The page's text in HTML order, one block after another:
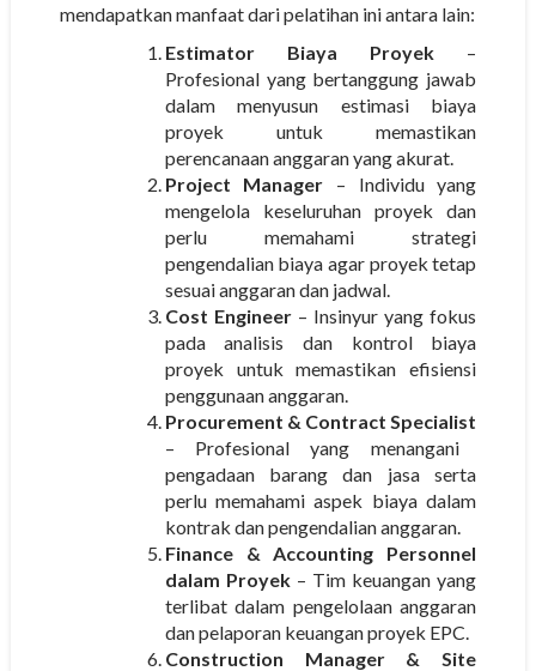
mendapatkan manfaat dari pelatihan ini antara lain:
Estimator Biaya Proyek –
Profesional yang bertanggung jawab
dalam menyusun estimasi biaya
proyek untuk memastikan
perencanaan anggaran yang akurat.
Project Manager – Individu yang
mengelola keseluruhan proyek dan
perlu memahami strategi
pengendalian biaya agar proyek tetap
sesuai anggaran dan jadwal.
Cost Engineer– Insinyur yang fokus
pada analisis dan kontrol biaya
proyek untuk memastikan efisiensi
penggunaan anggaran.
Procurement & Contract Specialist
– Profesional yang menangani
pengadaan barang dan jasa serta
perlu memahami aspek biaya dalam
kontrak dan pengendalian anggaran.
Finance & Accounting Personnel
dalam Proyek– Tim keuangan yang
terlibat dalam pengelolaan anggaran
dan pelaporan keuangan proyek EPC.
Construction Manager & Site